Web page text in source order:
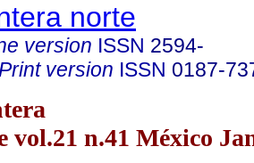
norte
version ISSN 2594-
Print version ISSN 0187-
vol.21 n.41 México